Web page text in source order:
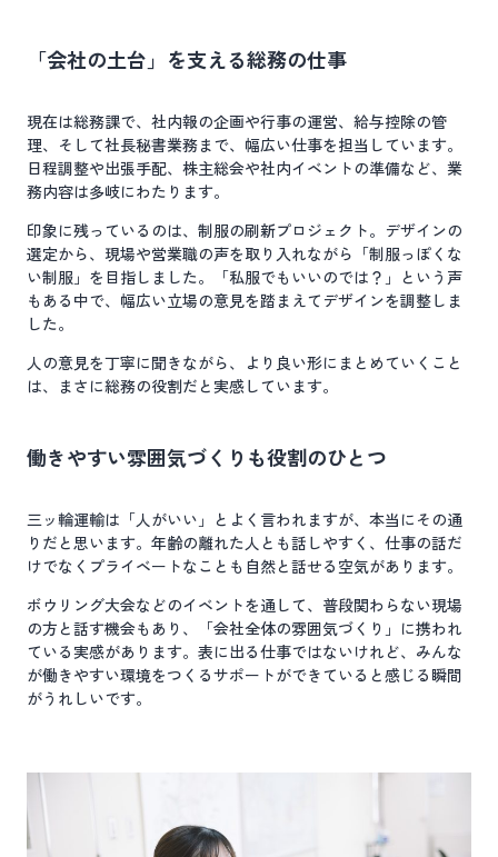
「会社の土台」を支える総務の仕事
現在は総務課で、社内報の企画や行事の運営、給与控除の管
理、そして社長秘書業務まで、幅広い仕事を担当しています。
日程調整や出張手配、株主総会や社内イベントの準備など、業
務内容は多岐にわたります。
印象に残っているのは、制服の刷新プロジェクト。デザインの
選定から、現場や営業職の声を取り入れながら「制服っぽくな
い制服」を目指しました。「私服でもいいのでは？」という声
もある中で、幅広い立場の意見を踏まえてデザインを調整しま
した。
人の意見を丁寧に聞きながら、より良い形にまとめていくこと
は、まさに総務の役割だと実感しています。
働きやすい雰囲気づくりも役割のひとつ
三ッ輪運輸は「人がいい」とよく言われますが、本当にその通
りだと思います。年齢の離れた人とも話しやすく、仕事の話だ
けでなくプライベートなことも自然と話せる空気があります。
ボウリング大会などのイベントを通して、普段関わらない現場
の方と話す機会もあり、「会社全体の雰囲気づくり」に携われ
ている実感があります。表に出る仕事ではないけれど、みんな
が働きやすい環境をつくるサポートができていると感じる瞬間
がうれしいです。